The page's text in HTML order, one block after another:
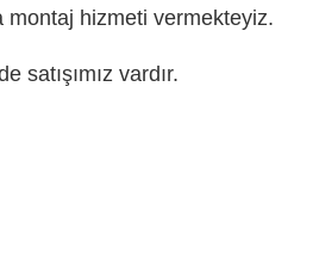
montaj hizmeti vermekteyiz.
satışımız vardır.